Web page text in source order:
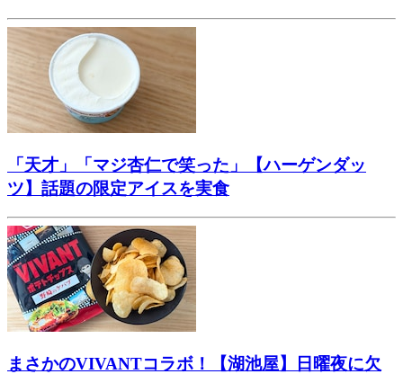
「天才」「マジ杏仁で笑った」【ハーゲンダッ
ツ】話題の限定アイスを実食
まさかのVIVANTコラボ！【湖池屋】日曜夜に欠